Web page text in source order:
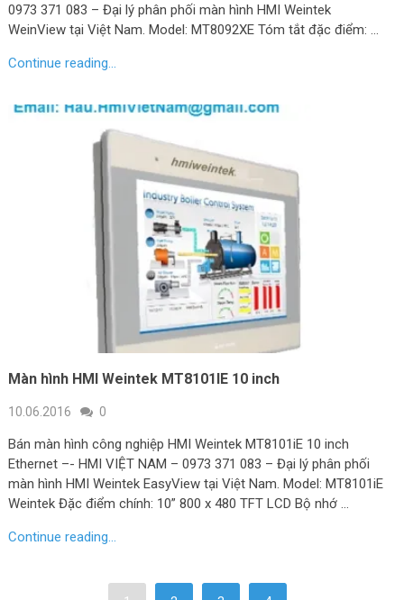
0973 371 083 – Đại lý phân phối màn hình HMI Weintek
WeinView tại Việt Nam. Model: MT8092XE Tóm tắt đặc điểm: …
Continue reading...
Màn hình HMI Weintek MT8101IE 10 inch
10.06.2016 0
Bán màn hình công nghiệp HMI Weintek MT8101iE 10 inch
Ethernet –- HMI VIỆT NAM – 0973 371 083 – Đại lý phân phối
màn hình HMI Weintek EasyView tại Việt Nam. Model: MT8101iE
Weintek Đặc điểm chính: 10” 800 x 480 TFT LCD Bộ nhớ …
Continue reading...